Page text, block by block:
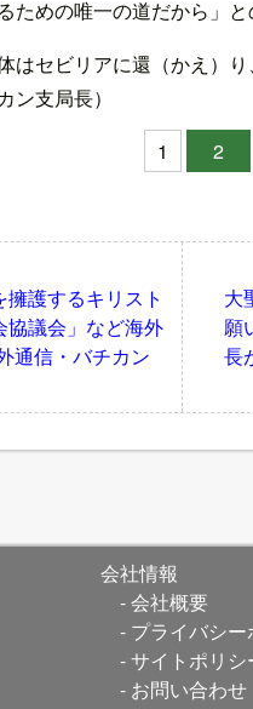
ための唯一の道だから」と
はセビリアに還（かえ）り
ン支局長）
1
2
擁護するキリスト
協議会」など海外
通信・バチカン
大
願
長
会社情報
会社概要
プライバシー
サイトポリシ
お問い合わせ